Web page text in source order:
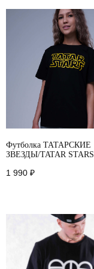
Футболка ТАТАРСКИЕ
ЗВЕЗДЫ/TATAR STARS
1 990 ₽